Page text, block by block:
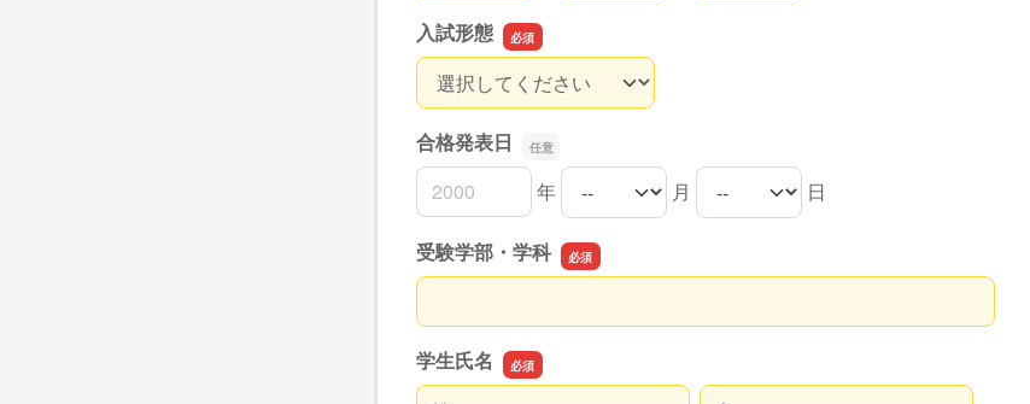
入試形態
入試形態
合格発表日
合格発表日の年
年
合格発表日の月 月
合格発表日の日 日
受験学部・学科
受験学部・学科
学生氏名
名前の姓
名前の名